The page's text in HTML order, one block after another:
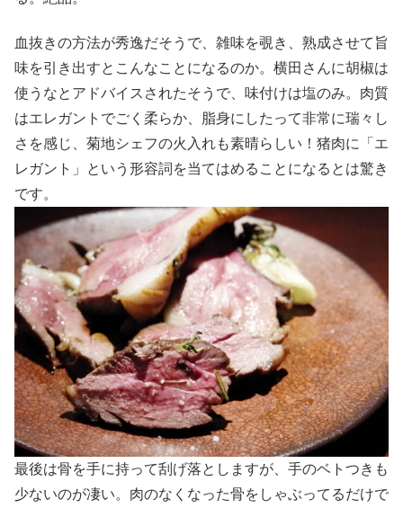
血抜きの方法が秀逸だそうで、雑味を覗き、熟成させて旨
味を引き出すとこんなことになるのか。横田さんに胡椒は
使うなとアドバイスされたそうで、味付けは塩のみ。肉質
はエレガントでごく柔らか、脂身にしたって非常に瑞々し
さを感じ、菊地シェフの火入れも素晴らしい！猪肉に「エ
レガント」という形容詞を当てはめることになるとは驚き
です。
最後は骨を手に持って刮げ落としますが、手のベトつきも
少ないのが凄い。肉のなくなった骨をしゃぶってるだけで